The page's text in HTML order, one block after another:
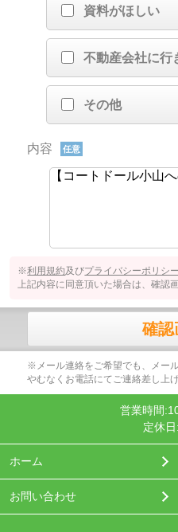
資料がほしい
不動産会社に行
その他
内容 任意
※利用規約及びプライバシーポリシー
上記内容に同意頂いた場合は、確認
確認
※メール連絡をご希望でも、メー
やむなくお電話にてご連絡差し上
営業時間
定休
ホーム
お問い合わせ